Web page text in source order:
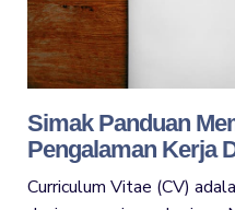
Simak Panduan
Pengalaman Kerja
Curriculum Vitae (CV)